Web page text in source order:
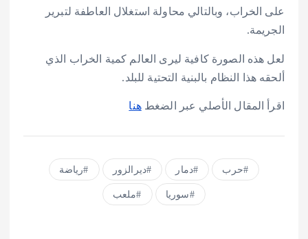
على الخراب، وبالتالي محاولة استغلال العاطفة لتبرير
الجريمة.
لعل هذه الصورة كافية ليرى العالم كمية الخراب الذي
ألحقه هذا النظام بالبنية التحتية للبلد.
اقرأ المقال الأصلي عبر الضغطهنا
حرب دمار ديرالزور رياضة
سوريا ملعب